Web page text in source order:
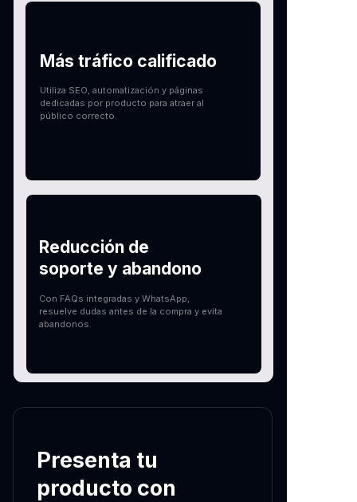
Presenta tu
producto con
Más tráfico calificado
Utiliza SEO, automatización y páginas
dedicadas por producto para atraer al
público correcto.
Con FAQs integradas y WhatsApp,
resuelve dudas antes de la compra y evita
abandonos.
Reducción de
soporte y abandono